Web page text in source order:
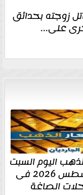
زوجته بحدائق
اليوم السبت
8 أغسطس 2026 فى
الصاغة